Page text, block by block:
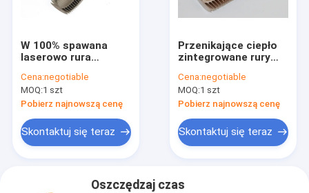
W 100% spawana
laserowo rura
nierdzewnej do
warunków
korozyjnych
Cena:negotiable
MOQ:1 szt
Pobierz najnowszą cenę
Skontaktuj się teraz
Przenikające ciepło
zintegrowane rury
Formowanie rolkowe
do chłodnicy oleju,
średnica wewnętrzna
Cena:negotiable
MOQ:1 szt
Pobierz najnowszą cenę
Skontaktuj się teraz
Oszczędzaj czas